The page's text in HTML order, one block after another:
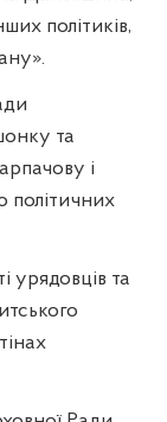
політиків,
та
і
політичних
урядовців та